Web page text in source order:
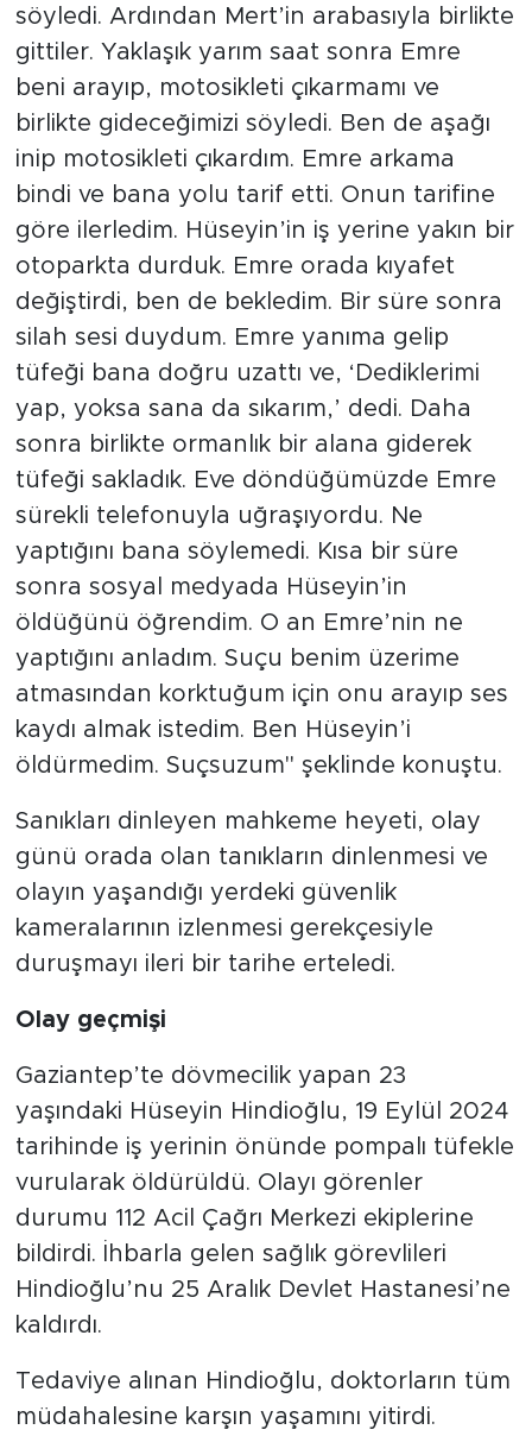
söyledi. Ardından Mert’in arabasıyla birlikte
gittiler. Yaklaşık yarım saat sonra Emre
beni arayıp, motosikleti çıkarmamı ve
birlikte gideceğimizi söyledi. Ben de aşağı
inip motosikleti çıkardım. Emre arkama
bindi ve bana yolu tarif etti. Onun tarifine
göre ilerledim. Hüseyin’in iş yerine yakın bir
otoparkta durduk. Emre orada kıyafet
değiştirdi, ben de bekledim. Bir süre sonra
silah sesi duydum. Emre yanıma gelip
tüfeği bana doğru uzattı ve, ‘Dediklerimi
yap, yoksa sana da sıkarım,’ dedi. Daha
sonra birlikte ormanlık bir alana giderek
tüfeği sakladık. Eve döndüğümüzde Emre
sürekli telefonuyla uğraşıyordu. Ne
yaptığını bana söylemedi. Kısa bir süre
sonra sosyal medyada Hüseyin’in
öldüğünü öğrendim. O an Emre’nin ne
yaptığını anladım. Suçu benim üzerime
atmasından korktuğum için onu arayıp ses
kaydı almak istedim. Ben Hüseyin’i
öldürmedim. Suçsuzum" şeklinde konuştu.
Sanıkları dinleyen mahkeme heyeti, olay
günü orada olan tanıkların dinlenmesi ve
olayın yaşandığı yerdeki güvenlik
kameralarının izlenmesi gerekçesiyle
duruşmayı ileri bir tarihe erteledi.
Olay geçmişi
Gaziantep’te dövmecilik yapan 23
yaşındaki Hüseyin Hindioğlu, 19 Eylül 2024
tarihinde iş yerinin önünde pompalı tüfekle
vurularak öldürüldü. Olayı görenler
durumu 112 Acil Çağrı Merkezi ekiplerine
bildirdi. İhbarla gelen sağlık görevlileri
Hindioğlu’nu 25 Aralık Devlet Hastanesi’ne
kaldırdı.
Tedaviye alınan Hindioğlu, doktorların tüm
müdahalesine karşın yaşamını yitirdi.